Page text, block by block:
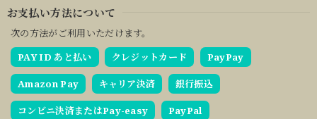
お支払い方法について
次の方法がご利用いただけます。
PAY ID あと払い
クレジットカード PayPay
Amazon Pay キャリア決済 銀行振込
コンビニ決済またはPay-easy PayPal